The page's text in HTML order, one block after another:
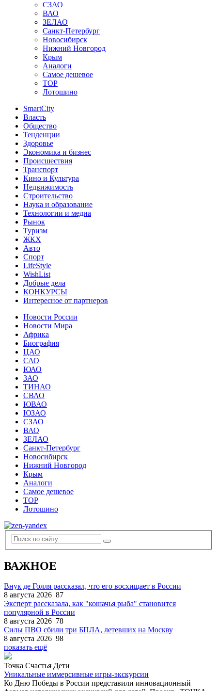
СЗАО
ВАО
ЗЕЛАО
Санкт-Петербург
Новосибирск
Нижний Новгород
Крым
Аналоги
Самое дешевое
TOP
Лотошино
SmartCity
Власть
Общество
Тенденции
Здоровье
Экономика и бизнес
Происшествия
Транспорт
Кино и Культура
Недвижимость
Строительство
Наука и образование
Технологии и медиа
Рынок
Туризм
ЖКХ
Авто
Спорт
LifeStyle
WishList
Добрые дела
КОНКУРСЫ
Интересное от партнеров
Новости России
Новости Мира
Африка
Биография
ЦАО
САО
ЮАО
ЗАО
ТИНАО
СВАО
ЮВАО
ЮЗАО
СЗАО
ВАО
ЗЕЛАО
Санкт-Петербург
Новосибирск
Нижний Новгород
Крым
Аналоги
Самое дешевое
TOP
Лотошино
ВАЖНОЕ
Внук де Голля рассказал, что его восхищает в России
8 августа 2026 87
Эксперт рассказала, как "кошачья рыба" становится
популярной в России
8 августа 2026 78
Силы ПВО сбили три БПЛА, летевших на Москву
8 августа 2026 98
показать ещё
Точка Счастья Дети
Уникальные иммерсивные игры-экскурсии
Ко Дню Победы в России представили инновационный